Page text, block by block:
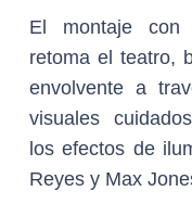
El montaje con
retoma el teatro,
envolvente a
visuales
los efectos de
Reyes y Max